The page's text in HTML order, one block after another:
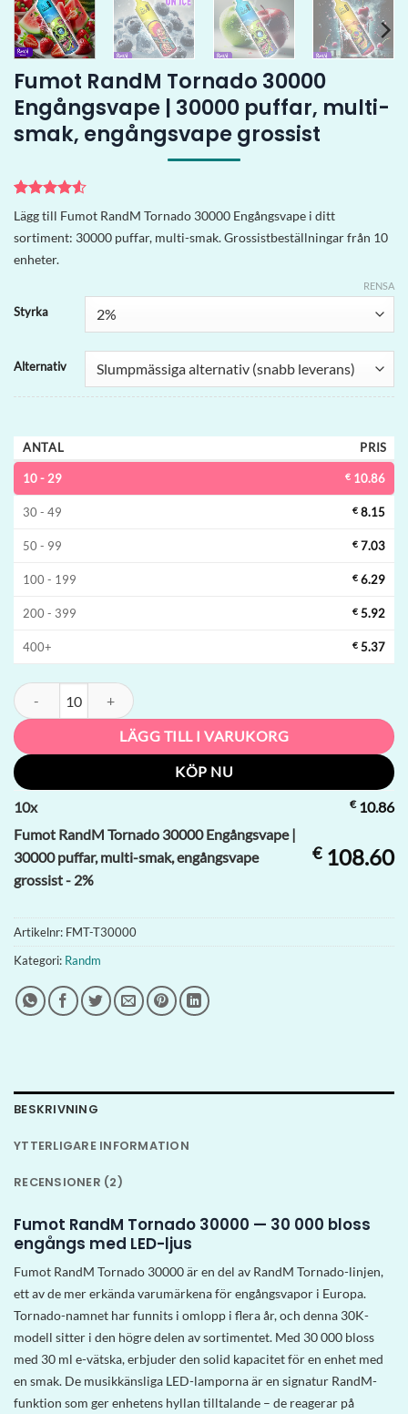
Fumot RandM Tornado 30000
Engångsvape | 30000 puffar, multi-
smak, engångsvape grossist
Betygsatt
4.5av 5
baserat på
2
kundrecensioner
Lägg till Fumot RandM Tornado 30000 Engångsvape i ditt
sortiment: 30000 puffar, multi-smak. Grossistbeställningar från 10
enheter.
Styrka
Alternativ
RENSA
ANTAL PRIS
10 - 29 € 10.86
30 - 49 € 8.15
50 - 99 € 7.03
100 - 199 € 6.29
200 - 399 € 5.92
400+ € 5.37
Fumot RandM Tornado 30000 Engångsvape | 30000 puffar, multi-
LÄGG TILL I VARUKORG
KÖP NU
10x €10.86
Fumot RandM Tornado 30000 Engångsvape |
30000 puffar, multi-smak, engångsvape
grossist - 2%
€108.60
Artikelnr: FMT-T30000
Kategori: Randm
BESKRIVNING
YTTERLIGARE INFORMATION
RECENSIONER (2)
Fumot RandM Tornado 30000 — 30 000 bloss
engångs med LED-ljus
Fumot RandM Tornado 30000 är en del av RandM Tornado-linjen,
ett av de mer erkända varumärkena för engångsvapor i Europa.
Tornado-namnet har funnits i omlopp i flera år, och denna 30K-
modell sitter i den högre delen av sortimentet. Med 30 000 bloss
med 30 ml e-vätska, erbjuder den solid kapacitet för en enhet med
en smak. De musikkänsliga LED-lamporna är en signatur RandM-
funktion som ger enhetens hyllan tilltalande – de reagerar på